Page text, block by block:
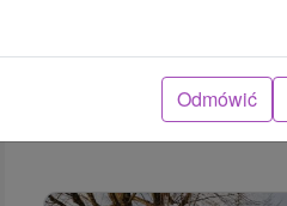
Odmówić